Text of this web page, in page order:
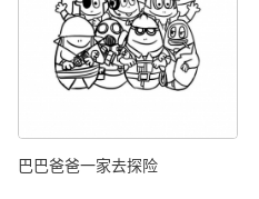
巴巴爸爸一家去探险